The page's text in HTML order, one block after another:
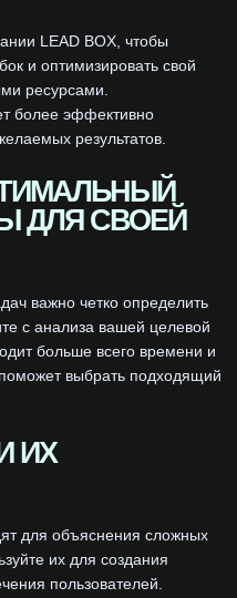
LEAD BOX, чтобы
и оптимизировать свой
ресурсами.
более эффективно
результатов.
ДЛЯ СВОЕЙ
важно четко определить
с анализа вашей целевой
больше всего времени и
выбрать подходящий
ИХ
для объяснения сложных
их для создания
пользователей.